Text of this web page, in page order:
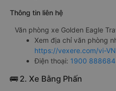
Thông tin liên hệ
Văn phòng xe Golden Eagle
Xem địa chỉ văn phòng
https://vexere.com/vi-
Điện thoại: 1900 888684
🚌 2. Xe Bằng Phấn